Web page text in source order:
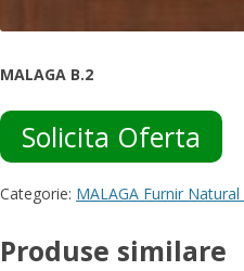
MALAGA B.2
Solicita Oferta
Categorie: MALAGA Furnir
Produse similare